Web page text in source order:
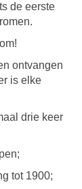
de eerste
ontvangen
is elke
drie keer
tot 1900;